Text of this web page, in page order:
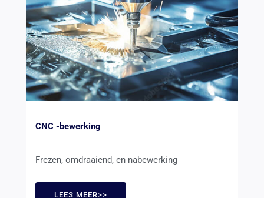
CNC -bewerking
Frezen, omdraaiend, en nabewerking
LEES MEER>>